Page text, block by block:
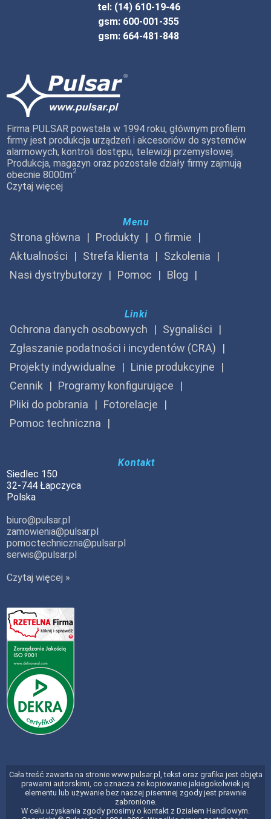
tel: (14) 610-19-46
gsm: 600-001-355
gsm: 664-481-848
Firma PULSAR powstała w 1994 roku, głównym profilem
firmy jest produkcja urządzeń i akcesoriów do systemów
alarmowych, kontroli dostępu, telewizji przemysłowej.
Produkcja, magazyn oraz pozostałe działy firmy zajmują
obecnie 8000m2
Czytaj więcej
Menu
Strona główna Produkty
O firmie
Aktualności
Strefa klienta
Szkolenia
Nasi dystrybutorzy
Pomoc Blog
Linki
Ochrona danych osobowych
Sygnaliści
Zgłaszanie podatności i incydentów (CRA)
Projekty indywidualne
Linie produkcyjne
Cennik
Programy konfigurujące
Pliki do pobrania
Fotorelacje
Pomoc techniczna
Kontakt
Siedlec 150
32-744 Łapczyca
Polska
biuro@pulsar.pl
zamowienia@pulsar.pl
pomoctechniczna@pulsar.pl
serwis@pulsar.pl
Czytaj więcej »
Cała treść zawarta na stronie www.pulsar.pl, tekst oraz grafika jest objęta
prawami autorskimi, co oznacza że kopiowanie jakiegokolwiek jej
elementu lub używanie bez naszej pisemnej zgody jest prawnie
zabronione.
W celu uzyskania zgody prosimy o kontakt z Działem Handlowym.